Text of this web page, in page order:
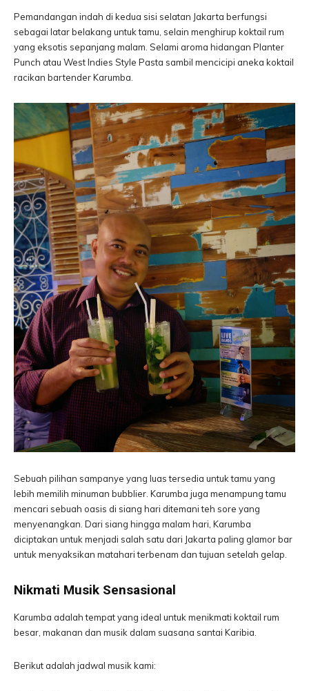
Pemandangan indah di kedua sisi selatan Jakarta berfungsi
sebagai latar belakang untuk tamu, selain menghirup koktail rum
yang eksotis sepanjang malam. Selami aroma hidangan Planter
Punch atau West Indies Style Pasta sambil mencicipi aneka koktail
racikan bartender Karumba.
Sebuah pilihan sampanye yang luas tersedia untuk tamu yang
lebih memilih minuman bubblier. Karumba juga menampung tamu
mencari sebuah oasis di siang hari ditemani teh sore yang
menyenangkan. Dari siang hingga malam hari, Karumba
diciptakan untuk menjadi salah satu dari Jakarta paling glamor bar
untuk menyaksikan matahari terbenam dan tujuan setelah gelap.
Nikmati Musik Sensasional
Karumba adalah tempat yang ideal untuk menikmati koktail rum
besar, makanan dan musik dalam suasana santai Karibia.
Berikut adalah jadwal musik kami: